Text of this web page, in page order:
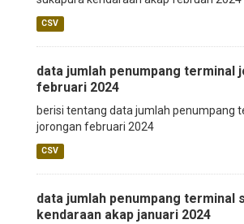
CSV
data jumlah penumpang terminal
februari 2024
berisi tentang data jumlah penumpang
jorongan februari 2024
CSV
data jumlah penumpang terminal
kendaraan akap januari 2024